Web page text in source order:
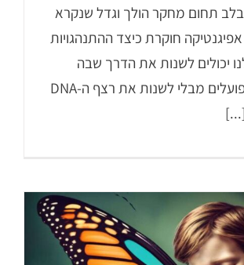
תחום מחקר הולך וגדל שנקרא
חוקרת כיצד ההתנהגויות
יכולים לשנות את הדרך שבה
הגנים שלנו פועלים מבלי לשנות את רצף ה-DNA